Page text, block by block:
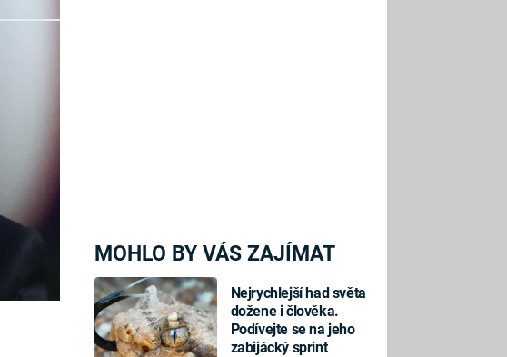
MOHLO BY VÁS ZAJÍMAT
Nejrychlejší had světa
dožene i člověka.
Podívejte se na jeho
zabijácký sprint